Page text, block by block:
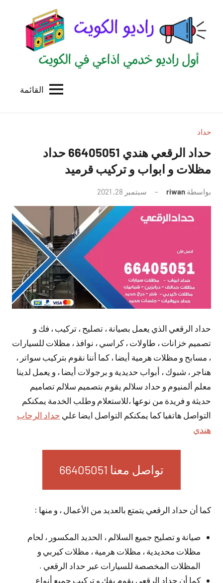
المحتوى
الكويت
للاعلانات
بالكويت
القائمة
حداد
حداد الرقعي هندي 66405051 حداد
مظلات و ابواب و تركيب قرميد
بواسطة riwan سبتمبر 28, 2021
توجد
تعليقات
حداد الرقعي الذي يعمل بصيانة ، تصليح ، تركيب ، فك و
تصميم خزانات ، طاولات ، كراسي ، نوافذ ، مظلات للسيارات
، مسابح و مظلات هرمية أيضا ، كما أننا نقوم بتركيب سواتر ،
هناجر ، شبوك ، أبواب حديدية و برجولات أيضا ، و يعمل لدينا
معلم ألمنيوم و حداد سلالم يقوم بتصميم سلالم تصاميم
حديثة و فريدة من نوعها ،للاستعلام وطلب الخدمة يمكنكم
التواصل هاتفيا كما يمكنكم التواصل ايضا علي حداد الرحاب
هندي
تواصل معنا 66405051
كما أن حداد الرقعي يتمتع بالعديد من الأعمال ، و منها :
صيانة و تصليح جميع السلالم ، الحديد المكسور ، لحام
مظلات محديدية ، مظلات هرمية ، مظلات كيربي و
المظلات المخصصة للسيارات عبر حداد الرقعي .
كما أن حداد الرقعي يقوم بفك و تركيب جميع أنواع